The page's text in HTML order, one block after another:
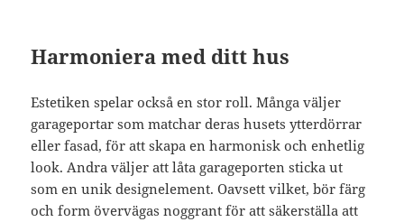
Harmoniera med ditt hus
Estetiken spelar också en stor roll. Många väljer
garageportar som matchar deras husets ytterdörrar
eller fasad, för att skapa en harmonisk och enhetlig
look. Andra väljer att låta garageporten sticka ut
som en unik designelement. Oavsett vilket, bör färg
och form övervägas noggrant för att säkerställa att